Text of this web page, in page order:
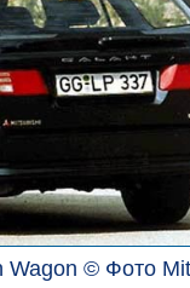
Wagon © Фото